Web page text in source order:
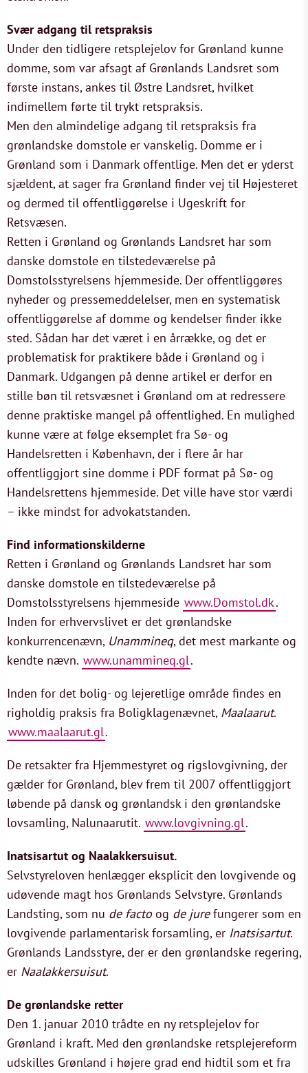
Svær adgang til retspraksis
Under den tidligere retsplejelov for Grønland kunne
domme, som var afsagt af Grønlands Landsret som
første instans, ankes til Østre Landsret, hvilket
indimellem førte til trykt retspraksis.
Men den almindelige adgang til retspraksis fra
grønlandske domstole er vanskelig. Domme er i
Grønland som i Danmark offentlige. Men det er yderst
sjældent, at sager fra Grønland finder vej til Højesteret
og dermed til offentliggørelse i Ugeskrift for
Retsvæsen.
Retten i Grønland og Grønlands Landsret har som
danske domstole en tilstedeværelse på
Domstolsstyrelsens hjemmeside. Der offentliggøres
nyheder og pressemeddelelser, men en systematisk
offentliggørelse af domme og kendelser finder ikke
sted. Sådan har det været i en årrække, og det er
problematisk for praktikere både i Grønland og i
Danmark. Udgangen på denne artikel er derfor en
stille bøn til retsvæsnet i Grønland om at redressere
denne praktiske mangel på offentlighed. En mulighed
kunne være at følge eksemplet fra Sø- og
Handelsretten i København, der i flere år har
offentliggjort sine domme i PDF format på Sø- og
Handelsrettens hjemmeside. Det ville have stor værdi
– ikke mindst for advokatstanden.
Find informationskilderne
Retten i Grønland og Grønlands Landsret har som
danske domstole en tilstedeværelse på
Domstolsstyrelsens hjemmeside www.Domstol.dk.
Inden for erhvervslivet er det grønlandske
konkurrencenævn, Unammineq, det mest markante og
kendte nævn. www.unammineq.gl.
Inden for det bolig- og lejeretlige område findes en
righoldig praksis fra Boligklagenævnet, Maalaarut.
www.maalaarut.gl.
De retsakter fra Hjemmestyret og rigslovgivning, der
gælder for Grønland, blev frem til 2007 offentliggjort
løbende på dansk og grønlandsk i den grønlandske
lovsamling, Nalunaarutit. www.lovgivning.gl.
Inatsisartut og Naalakkersuisut.
Selvstyreloven henlægger eksplicit den lovgivende og
udøvende magt hos Grønlands Selvstyre. Grønlands
Landsting, som nu de factoog de jurefungerer som en
lovgivende parlamentarisk forsamling, er Inatsisartut.
Grønlands Landsstyre, der er den grønlandske regering,
er Naalakkersuisut.
De grønlandske retter
Den 1. januar 2010 trådte en ny retsplejelov for
Grønland i kraft. Med den grønlandske retsplejereform
udskilles Grønland i højere grad end hidtil som et fra